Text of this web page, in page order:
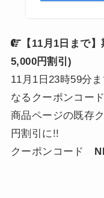
【 11月1日まで
5,000円割引)
11月1日23時59分
なるクーポンコー
商品ページの既存
円割引に!!
クーポンコード